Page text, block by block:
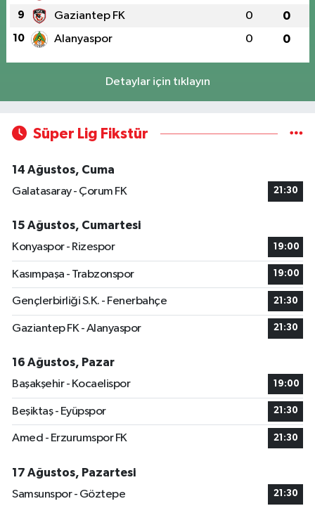
9 Gaziantep FK 0 0
10 Alanyaspor 0 0
Detaylar için tıklayın
Süper Lig Fikstür
14 Ağustos, Cuma
Galatasaray - Çorum FK
21:30
15 Ağustos, Cumartesi
Konyaspor - Rizespor
19:00
Kasımpaşa - Trabzonspor 19:00
Gençlerbirliği S.K. - Fenerbahçe 21:30
Gaziantep FK - Alanyaspor 21:30
16 Ağustos, Pazar
Başakşehir - Kocaelispor
19:00
Beşiktaş - Eyüpspor 21:30
Amed - Erzurumspor FK 21:30
17 Ağustos, Pazartesi
Samsunspor - Göztepe
21:30